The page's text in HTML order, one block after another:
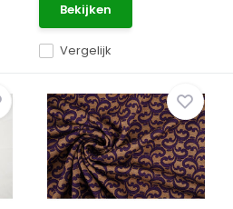
Vergelijk
Bekijken